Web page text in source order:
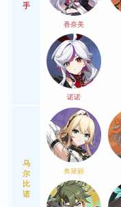
手
香奈美
诺诺
乌
尔
比
诺
奥黛丽